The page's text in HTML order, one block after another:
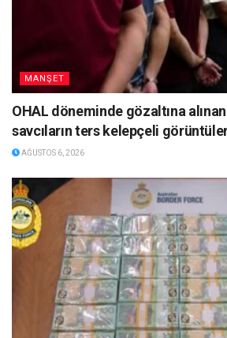
MANŞET
OHAL döneminde gözaltına
savcıların ters kelepçeli
AĞUSTOS 6, 2026